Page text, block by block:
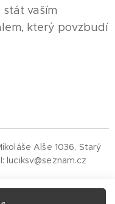
stát vaším
který povzbudí
Alše 1036, Starý
luciksv@seznam.cz